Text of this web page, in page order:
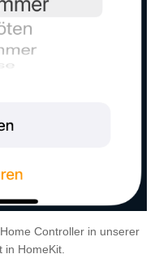
Controller in unserer
in HomeKit.